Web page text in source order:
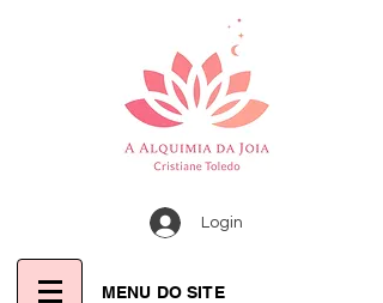
Login
MENU DO SITE